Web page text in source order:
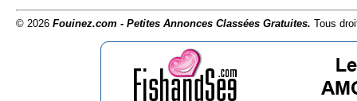
© 2026 Fouinez.com - Petites Annonces Classées Gratuites. Tous